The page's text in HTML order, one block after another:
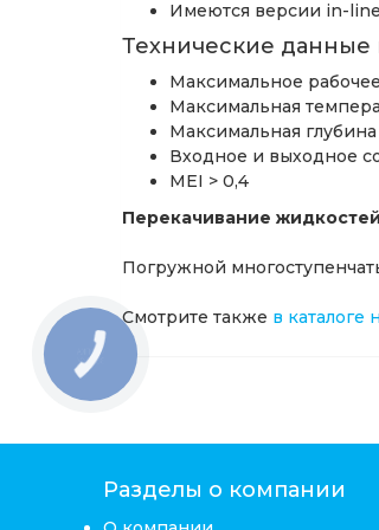
Имеются версии in-
Технические данные
Максимальное
Максимальная
Максимальная
Входное и выходное
MEI > 0,4
Перекачивание жидкостей
Погружной
Смотрите также в каталоге
Разделы о компании
КНОПКА
ЗВ'ЯЗКУ